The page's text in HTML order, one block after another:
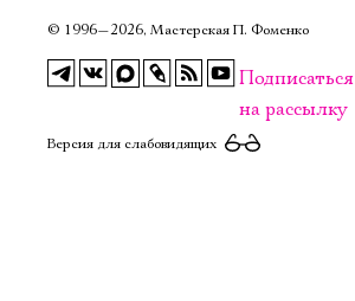
© 1996—2026, Мастерская П. Фоменко
Подписаться
на рассылку
Версия для слабовидящих